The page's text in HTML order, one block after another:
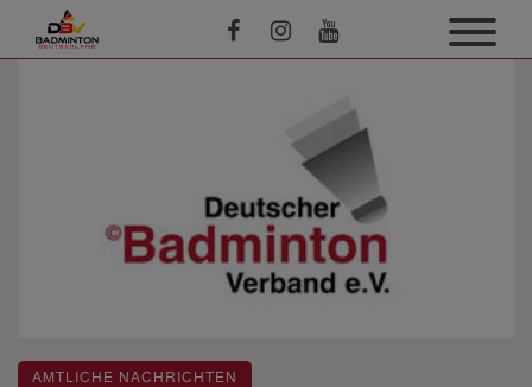
AMTLICHE NACHRICHTEN